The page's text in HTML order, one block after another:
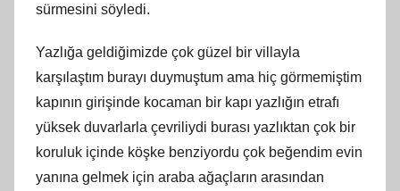
sürmesini söyledi.
Yazlığa geldiğimizde çok güzel bir villayla
karşılaştım burayı duymuştum ama hiç görmemiştim
kapının girişinde kocaman bir kapı yazlığın etrafı
yüksek duvarlarla çevriliydi burası yazlıktan çok bir
koruluk içinde köşke benziyordu çok beğendim evin
yanına gelmek için araba ağaçların arasından